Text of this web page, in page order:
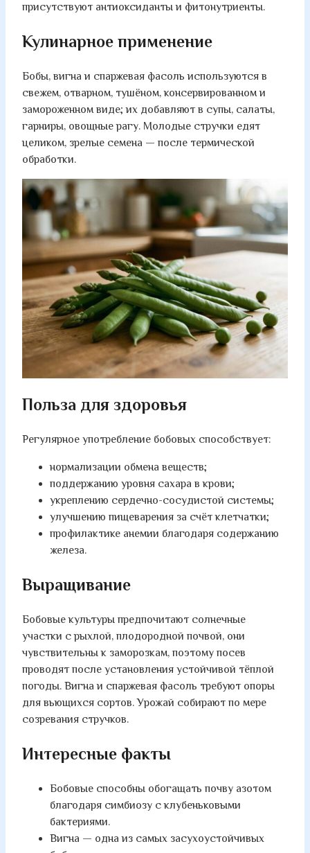
присутствуют антиоксиданты и фитонутриенты.
Кулинарное применение
Бобы, вигна и спаржевая фасоль используются в
свежем, отварном, тушёном, консервированном и
замороженном виде; их добавляют в супы, салаты,
гарниры, овощные рагу. Молодые стручки едят
целиком, зрелые семена — после термической
обработки.
Польза для здоровья
Регулярное употребление бобовых способствует:
нормализации обмена веществ;
поддержанию уровня сахара в крови;
укреплению сердечно-сосудистой системы;
улучшению пищеварения за счёт клетчатки;
профилактике анемии благодаря содержанию
железа.
Выращивание
Бобовые культуры предпочитают солнечные
участки с рыхлой, плодородной почвой, они
чувствительны к заморозкам, поэтому посев
проводят после установления устойчивой тёплой
погоды. Вигна и спаржевая фасоль требуют опоры
для вьющихся сортов. Урожай собирают по мере
созревания стручков.
Интересные факты
Бобовые способны обогащать почву азотом
благодаря симбиозу с клубеньковыми
бактериями.
Вигна — одна из самых засухоустойчивых